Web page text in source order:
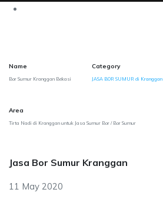
Name
Bor Sumur Kranggan Bekasi
Category
JASA BOR SUMUR di Kranggan
Area
Tirta Nadi di Kranggan untuk Jasa Sumur Bor / Bor Sumur
Jasa Bor Sumur Kranggan
11 May 2020